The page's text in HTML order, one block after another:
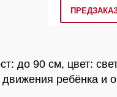
до 90 см, цвет:
ребёнка и